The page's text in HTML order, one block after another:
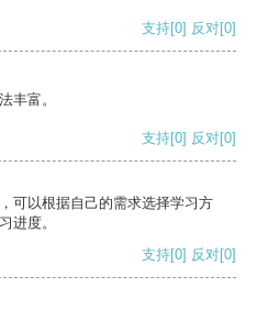
支持[0] 反对[0]
丰富。
支持[0] 反对[0]
可以根据自己的需求选择学习方
进度。
支持[0] 反对[0]